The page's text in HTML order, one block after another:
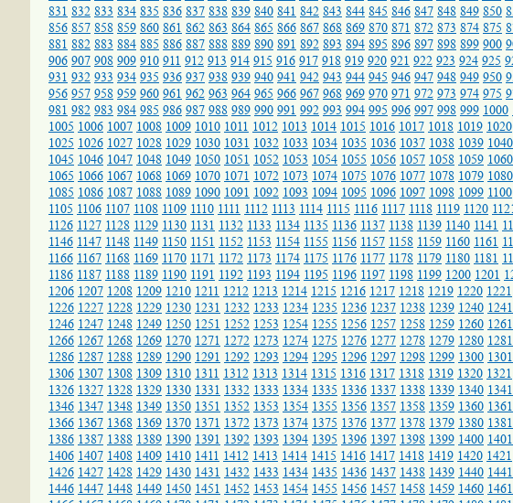
831 832 833 834 835 836 837 838 839 840 841 842 843 844 845 846 847 848 849 850
856 857 858 859 860 861 862 863 864 865 866 867 868 869 870 871 872 873 874 875
881 882 883 884 885 886 887 888 889 890 891 892 893 894 895 896 897 898 899 900
906 907 908 909 910 911 912 913 914 915 916 917 918 919 920 921 922 923 924 925
931 932 933 934 935 936 937 938 939 940 941 942 943 944 945 946 947 948 949 950
956 957 958 959 960 961 962 963 964 965 966 967 968 969 970 971 972 973 974 975
981 982 983 984 985 986 987 988 989 990 991 992 993 994 995 996 997 998 999 1000
1005 1006 1007 1008 1009 1010 1011 1012 1013 1014 1015 1016 1017 1018 1019 1020
1025 1026 1027 1028 1029 1030 1031 1032 1033 1034 1035 1036 1037 1038 1039 1040
1045 1046 1047 1048 1049 1050 1051 1052 1053 1054 1055 1056 1057 1058 1059 1060
1065 1066 1067 1068 1069 1070 1071 1072 1073 1074 1075 1076 1077 1078 1079 1080
1085 1086 1087 1088 1089 1090 1091 1092 1093 1094 1095 1096 1097 1098 1099 1100
1105 1106 1107 1108 1109 1110 1111 1112 1113 1114 1115 1116 1117 1118 1119 1120
1126 1127 1128 1129 1130 1131 1132 1133 1134 1135 1136 1137 1138 1139 1140 1141
1146 1147 1148 1149 1150 1151 1152 1153 1154 1155 1156 1157 1158 1159 1160 1161
1166 1167 1168 1169 1170 1171 1172 1173 1174 1175 1176 1177 1178 1179 1180 1181
1186 1187 1188 1189 1190 1191 1192 1193 1194 1195 1196 1197 1198 1199 1200 1201
1206 1207 1208 1209 1210 1211 1212 1213 1214 1215 1216 1217 1218 1219 1220 1221
1226 1227 1228 1229 1230 1231 1232 1233 1234 1235 1236 1237 1238 1239 1240 1241
1246 1247 1248 1249 1250 1251 1252 1253 1254 1255 1256 1257 1258 1259 1260 1261
1266 1267 1268 1269 1270 1271 1272 1273 1274 1275 1276 1277 1278 1279 1280 1281
1286 1287 1288 1289 1290 1291 1292 1293 1294 1295 1296 1297 1298 1299 1300 1301
1306 1307 1308 1309 1310 1311 1312 1313 1314 1315 1316 1317 1318 1319 1320 1321
1326 1327 1328 1329 1330 1331 1332 1333 1334 1335 1336 1337 1338 1339 1340 1341
1346 1347 1348 1349 1350 1351 1352 1353 1354 1355 1356 1357 1358 1359 1360 1361
1366 1367 1368 1369 1370 1371 1372 1373 1374 1375 1376 1377 1378 1379 1380 1381
1386 1387 1388 1389 1390 1391 1392 1393 1394 1395 1396 1397 1398 1399 1400 1401
1406 1407 1408 1409 1410 1411 1412 1413 1414 1415 1416 1417 1418 1419 1420 1421
1426 1427 1428 1429 1430 1431 1432 1433 1434 1435 1436 1437 1438 1439 1440 1441
1446 1447 1448 1449 1450 1451 1452 1453 1454 1455 1456 1457 1458 1459 1460 1461